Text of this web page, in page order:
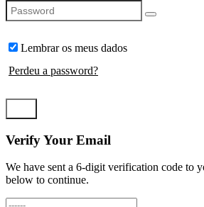
Lembrar os meus dados
Perdeu a password?
Verify Your Email
We have sent a 6-digit verification code to
below to continue.